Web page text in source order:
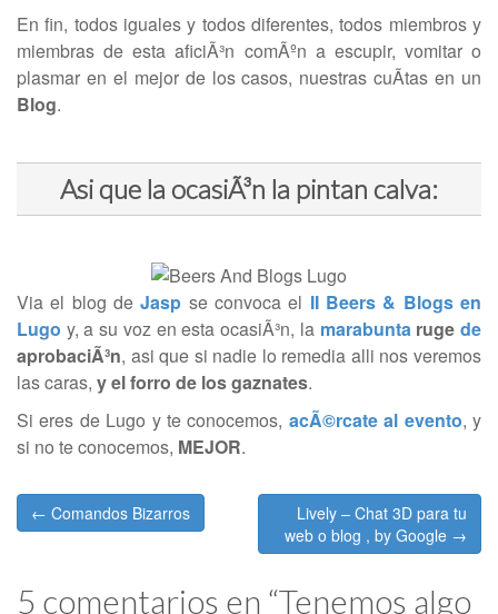
En fin, todos iguales y todos diferentes, todos miembros y
miembras de esta aficiÃ³n comÃºn a escupir, vomitar o
plasmar en el mejor de los casos, nuestras cuÃ­tas en un
Blog.
Asi que la ocasiÃ³n la pintan calva:
Via el blog deJasp se convoca el II Beers & Blogs en
Lugo y, a su voz en esta ocasiÃ³n, la marabunta ruge de
aprobaciÃ³n, asi que si nadie lo remedia alli nos veremos
las caras, y el forro de los gaznates.
Si eres de Lugo y te conocemos, acÃ©rcate al evento, y
si no te conocemos, MEJOR.
Post
navigation
← Comandos Bizarros
Lively – Chat 3D para tu
web o blog , by Google →
5 comentarios en “Tenemos algo